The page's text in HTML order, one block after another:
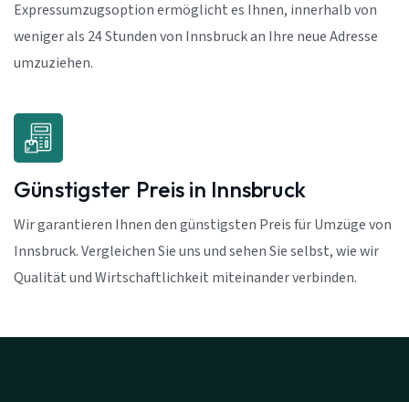
Expressumzugsoption ermöglicht es Ihnen, innerhalb von
weniger als 24 Stunden von Innsbruck an Ihre neue Adresse
umzuziehen.
Günstigster Preis in Innsbruck
Wir garantieren Ihnen den günstigsten Preis für Umzüge von
Innsbruck. Vergleichen Sie uns und sehen Sie selbst, wie wir
Qualität und Wirtschaftlichkeit miteinander verbinden.